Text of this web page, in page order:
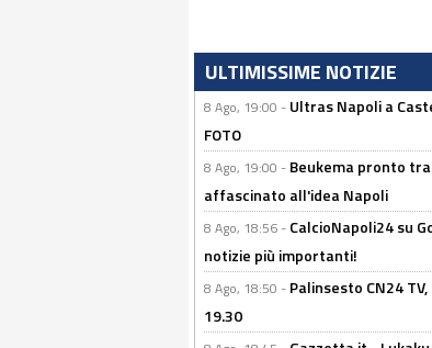
ULTIMISSIME NOTIZIE
8 Ago, 19:00 - Ultras Napoli a
FOTO
8 Ago, 19:00 - Beukema pronto
affascinato all'idea Napoli
8 Ago, 18:56 - CalcioNapoli24 su
notizie più importanti!
8 Ago, 18:50 - Palinsesto CN24
19.30